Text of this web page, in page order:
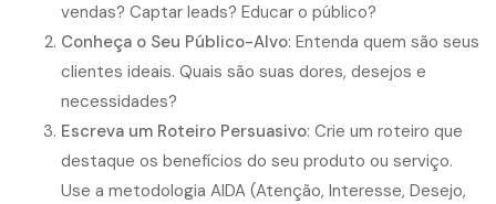
vendas? Captar leads? Educar o público?
Conheça o Seu Público-Alvo: Entenda quem são seus
clientes ideais. Quais são suas dores, desejos e
necessidades?
Escreva um Roteiro Persuasivo: Crie um roteiro que
destaque os benefícios do seu produto ou serviço.
Use a metodologia AIDA (Atenção, Interesse, Desejo,